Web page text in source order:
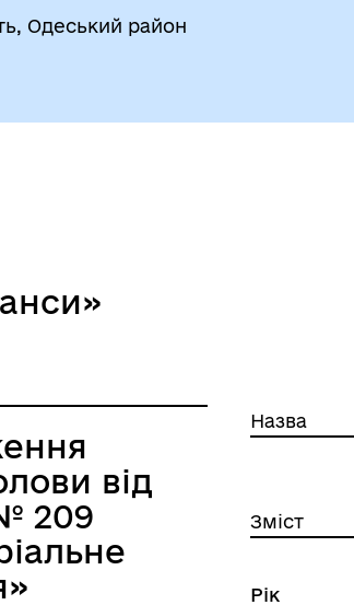
Одеський район
від
209
Назва
Зміст